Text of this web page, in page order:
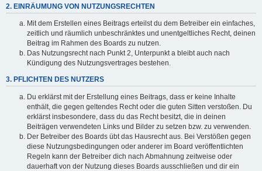
2. EINRÄUMUNG VON NUTZUNGSRECHTEN
Mit dem Erstellen eines Beitrags erteilst du dem Betreiber ein einfaches,
zeitlich und räumlich unbeschränktes und unentgeltliches Recht, deinen
Beitrag im Rahmen des Boards zu nutzen.
Das Nutzungsrecht nach Punkt 2, Unterpunkt a bleibt auch nach
Kündigung des Nutzungsvertrages bestehen.
3. PFLICHTEN DES NUTZERS
Du erklärst mit der Erstellung eines Beitrags, dass er keine Inhalte
enthält, die gegen geltendes Recht oder die guten Sitten verstoßen. Du
erklärst insbesondere, dass du das Recht besitzt, die in deinen
Beiträgen verwendeten Links und Bilder zu setzen bzw. zu verwenden.
Der Betreiber des Boards übt das Hausrecht aus. Bei Verstößen gegen
diese Nutzungsbedingungen oder anderer im Board veröffentlichten
Regeln kann der Betreiber dich nach Abmahnung zeitweise oder
dauerhaft von der Nutzung dieses Boards ausschließen und dir ein